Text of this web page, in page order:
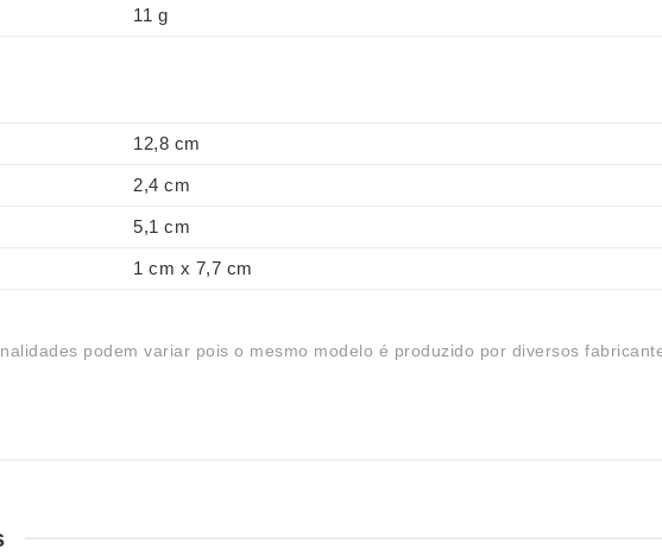
11 g
12,8 cm
2,4 cm
5,1 cm
1 cm x 7,7 cm
podem variar pois o mesmo modelo é produzido por diversos